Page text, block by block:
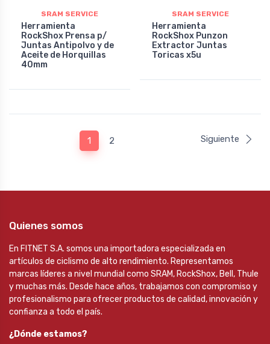
SRAM SERVICE
Herramienta
RockShox Prensa p/
Juntas Antipolvo y de
Aceite de Horquillas
40mm
SRAM SERVICE
Herramienta
RockShox Punzon
Extractor Juntas
Toricas x5u
1 2 Siguiente
Quienes somos
En FITNET S.A. somos una importadora especializada en
artículos de ciclismo de alto rendimiento. Representamos
marcas líderes a nivel mundial como SRAM, RockShox, Bell, Thule
y muchas más. Desde hace años, trabajamos con compromiso y
profesionalismo para ofrecer productos de calidad, innovación y
confianza a todo el país.
¿Dónde estamos?